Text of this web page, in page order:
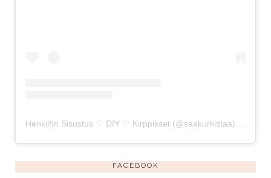
Henkilön Sisustus ♡ DIY ♡ Kirppikset (@saakurkistaa) jakama julkaisu
FACEBOOK